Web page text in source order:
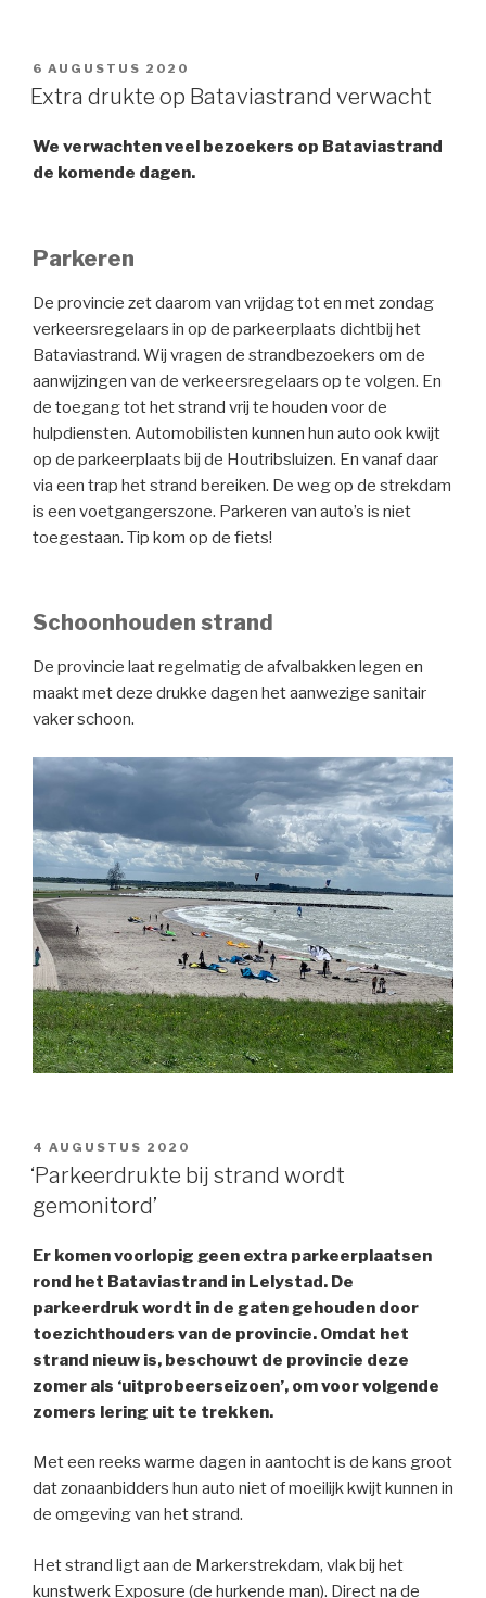
GEPLAATST
OP
6 AUGUSTUS 2020
Extra drukte op Bataviastrand verwacht
We verwachten veel bezoekers op Bataviastrand
de komende dagen.
Parkeren
De provincie zet daarom van vrijdag tot en met zondag
verkeersregelaars in op de parkeerplaats dichtbij het
Bataviastrand. Wij vragen de strandbezoekers om de
aanwijzingen van de verkeersregelaars op te volgen. En
de toegang tot het strand vrij te houden voor de
hulpdiensten. Automobilisten kunnen hun auto ook kwijt
op de parkeerplaats bij de Houtribsluizen. En vanaf daar
via een trap het strand bereiken. De weg op de strekdam
is een voetgangerszone. Parkeren van auto’s is niet
toegestaan. Tip kom op de fiets!
Schoonhouden strand
De provincie laat regelmatig de afvalbakken legen en
maakt met deze drukke dagen het aanwezige sanitair
vaker schoon.
GEPLAATST
OP
4 AUGUSTUS 2020
‘Parkeerdrukte bij strand wordt
gemonitord’
Er komen voorlopig geen extra parkeerplaatsen
rond het Bataviastrand in Lelystad. De
parkeerdruk wordt in de gaten gehouden door
toezichthouders van de provincie. Omdat het
strand nieuw is, beschouwt de provincie deze
zomer als ‘uitprobeerseizoen’, om voor volgende
zomers lering uit te trekken.
Met een reeks warme dagen in aantocht is de kans groot
dat zonaanbidders hun auto niet of moeilijk kwijt kunnen in
de omgeving van het strand.
Het strand ligt aan de Markerstrekdam, vlak bij het
kunstwerk Exposure (de hurkende man). Direct na de